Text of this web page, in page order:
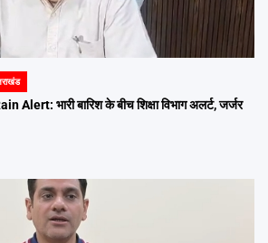
भारी बारिश के बीच शिक्षा विभाग अलर्ट, जर्जर